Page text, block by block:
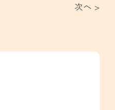
次へ >